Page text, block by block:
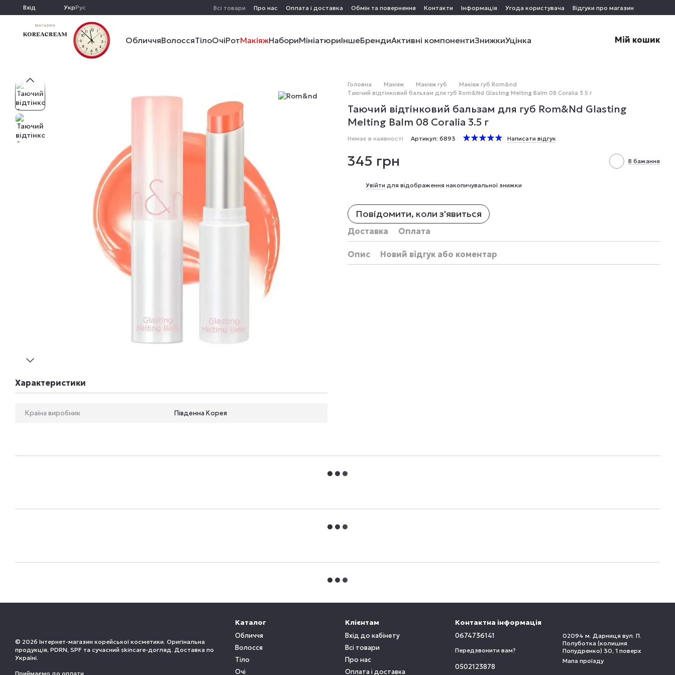
Перейти до основного контенту
Вхід УкрРус Всі товари Про нас Оплата і доставка Обмін та повернення Контакти Інформація Угода користувача Відгуки про магазин
ОбличчяВолоссяТілоОчіРотМакіяжНабориМініатюриІншеБрендиАктивні компонентиЗнижкиУцінка Мій кошик
Характеристики
Країна виробник Південна Корея
Головна Макіяж Макіяж губ
Макіяж губ Rom&nd
Таючий відтінковий бальзам для губ Rom&Nd Glasting Melting Balm 08 Coralia 3.5 г
Таючий відтінковий бальзам для губ Rom&Nd Glasting
Melting Balm 08 Coralia 3.5 г
Немає в наявності Артикул: 6893 Написати відгук
345 грн В бажання
Увійти для відображення накопичувальної знижки
Повідомити, коли з'явиться
Доставка Оплата
Опис Новий відгук або коментар
© 2026 Інтернет-магазин корейської косметики. Оригінальна
продукція, PDRN, SPF та сучасний skincare-догляд. Доставка по
Україні.
Приймаємо до оплати
Каталог
Обличчя
Волосся
Тіло
Очі
Клієнтам
Вхід до кабінету
Всі товари
Про нас
Оплата і доставка
Контактна інформація
0674736141
Передзвонити вам?
0502123878
02094 м. Дарниця вул. П.
Полуботка (колишня
Попудренко) 30, 1 поверх
Мапа проїзду